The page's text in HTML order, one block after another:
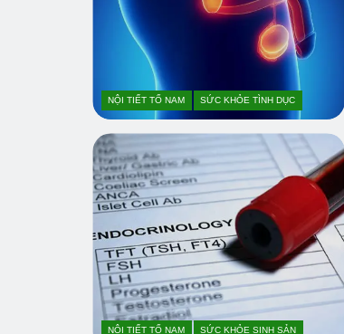
NỘI TIẾT TỐ NAM SỨC KHỎE TÌNH DỤC
NỘI TIẾT TỐ NAM SỨC KHỎE SINH SẢN